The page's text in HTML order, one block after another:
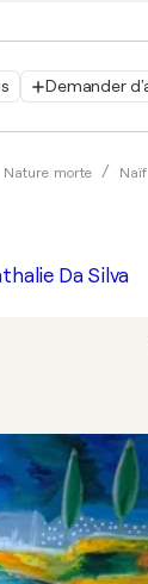
Demander
Nature morte Naïf
Da Silva